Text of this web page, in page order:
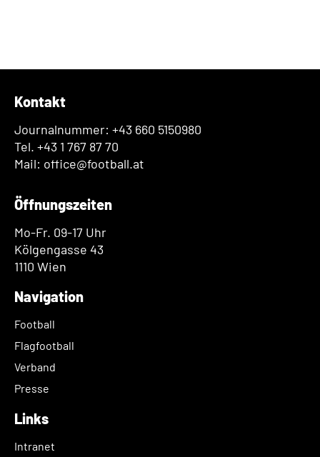
Kontakt
Journalnummer: +43 660 5150980
Tel. +43 1 767 87 70
Mail: office@football.at
Öffnungszeiten
Mo-Fr. 09-17 Uhr
Kölgengasse 43
1110 Wien
Navigation
Football
Flagfootball
Verband
Presse
Links
Intranet